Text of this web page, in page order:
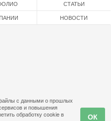
СТАТЬИ
НОВОСТИ
с данными о прошлых
и повышения
обработку cookie в